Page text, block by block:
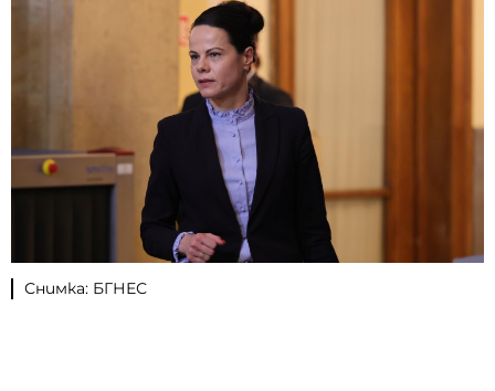
Снимка: БГНЕС